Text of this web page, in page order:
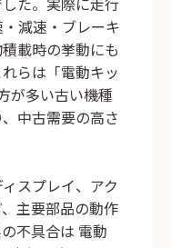
減速・ブレーキ
載時の挙動にも
らは「電動キッ
が多い古い機種
中古需要の高さ
スプレイ、アク
主要部品の動作
不具合は 電動